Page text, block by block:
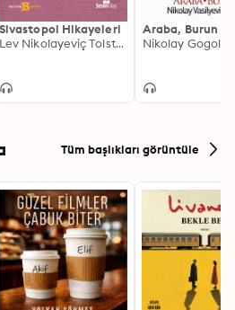
Sivastopol Hikayeleri
Lev Nikolayeviç Tolstoy
Araba, Burun
Nikolay Gogol
Tüm başlıkları görüntüle